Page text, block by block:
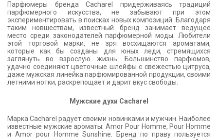
Парфюмеры бренда Cacharel придерживаясь традиций
парфюмерного искусства, не забывают при этом
экспериментировать в поисках новых композиций. Благодаря
таким новшествам, известный бренд занимает ведущее
место среди законодателей парфюмерной моды. Любители
этой торговой марки, не зря восхищаются ароматами,
которые как бы созданы для юных леди, стремящихся
заглянуть во взрослую жизнь. Большинство парфюмов,
удачно соединяют цветочные шлейфы с свежестью цитруса,
даже мужская линейка парфюмированной продукции, своими
летними нотки, раскрепощает и дарит вкус свободы.
Мужские духи Cacharel
Марка Cacharel радует своими новинками и мужчин. Наиболее
известные мужские ароматы: Amor Pour Homme, Pour Homme
и Amor pour Homme Sunshine. Бренд по праву пользуется